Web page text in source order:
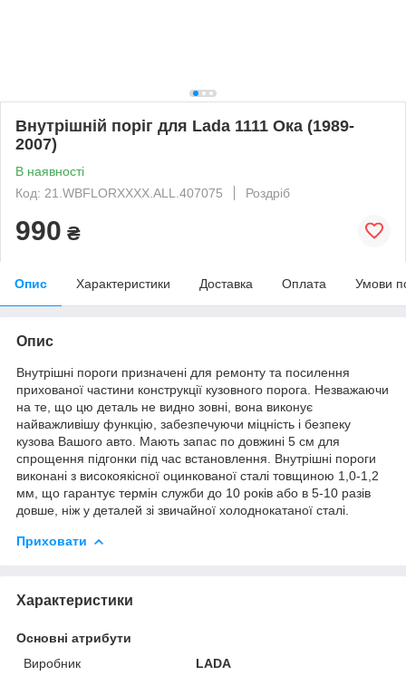
Внутрішній поріг для Lada 1111 Ока (1989-
2007)
В наявності
Код: 21.WBFLORXXXX.ALL.407075
Роздріб
990 ₴
Опис Характеристики Доставка Оплата Умови
Опис
Внутрішні пороги призначені для ремонту та посилення
прихованої частини конструкції кузовного порога. Незважаючи
на те, що цю деталь не видно зовні, вона виконує
найважливішу функцію, забезпечуючи міцність і безпеку
кузова Вашого авто. Мають запас по довжині 5 см для
спрощення підгонки під час встановлення. Внутрішні пороги
виконані з високоякісної оцинкованої сталі товщиною 1,0-1,2
мм, що гарантує термін служби до 10 років або в 5-10 разів
довше, ніж у деталей зі звичайної холоднокатаної сталі.
Приховати
Характеристики
Основні атрибути
Виробник
LADA